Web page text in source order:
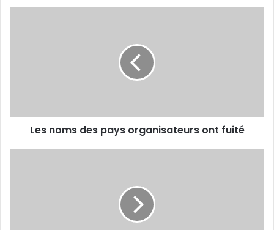
Les noms des pays organisateurs ont fuité